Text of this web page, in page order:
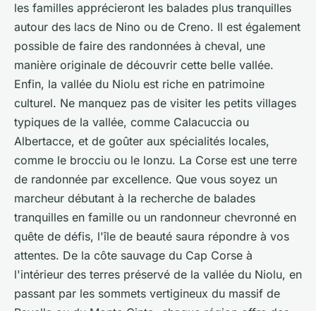
les familles apprécieront les balades plus tranquilles
autour des lacs de Nino ou de Creno. Il est également
possible de faire des randonnées à cheval, une
manière originale de découvrir cette belle vallée.
Enfin, la vallée du Niolu est riche en patrimoine
culturel. Ne manquez pas de visiter les petits villages
typiques de la vallée, comme Calacuccia ou
Albertacce, et de goûter aux spécialités locales,
comme le brocciu ou le lonzu. La Corse est une terre
de randonnée par excellence. Que vous soyez un
marcheur débutant à la recherche de balades
tranquilles en famille ou un randonneur chevronné en
quête de défis, l'île de beauté saura répondre à vos
attentes. De la côte sauvage du Cap Corse à
l'intérieur des terres préservé de la vallée du Niolu, en
passant par les sommets vertigineux du massif de